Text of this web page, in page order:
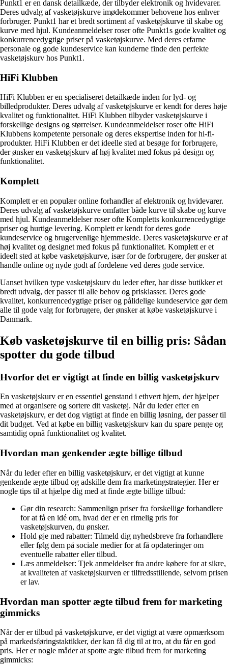
Punkt1 er en dansk detailkæde, der tilbyder elektronik og hvidevarer.
Deres udvalg af vasketøjskurve imødekommer behovene hos enhver
forbruger. Punkt1 har et bredt sortiment af vasketøjskurve til skabe og
kurve med hjul. Kundeanmeldelser roser ofte Punkt1s gode kvalitet og
konkurrencedygtige priser på vasketøjskurve. Med deres erfarne
personale og gode kundeservice kan kunderne finde den perfekte
vasketøjskurv hos Punkt1.
HiFi Klubben
HiFi Klubben er en specialiseret detailkæde inden for lyd- og
billedprodukter. Deres udvalg af vasketøjskurve er kendt for deres høje
kvalitet og funktionalitet. HiFi Klubben tilbyder vasketøjskurve i
forskellige designs og størrelser. Kundeanmeldelser roser ofte HiFi
Klubbens kompetente personale og deres ekspertise inden for hi-fi-
produkter. HiFi Klubben er det ideelle sted at besøge for forbrugere,
der ønsker en vasketøjskurv af høj kvalitet med fokus på design og
funktionalitet.
Komplett
Komplett er en populær online forhandler af elektronik og hvidevarer.
Deres udvalg af vasketøjskurve omfatter både kurve til skabe og kurve
med hjul. Kundeanmeldelser roser ofte Kompletts konkurrencedygtige
priser og hurtige levering. Komplett er kendt for deres gode
kundeservice og brugervenlige hjemmeside. Deres vasketøjskurve er af
høj kvalitet og designet med fokus på funktionalitet. Komplett er et
ideelt sted at købe vasketøjskurve, især for de forbrugere, der ønsker at
handle online og nyde godt af fordelene ved deres gode service.
Uanset hvilken type vasketøjskurv du leder efter, har disse butikker et
bredt udvalg, der passer til alle behov og prisklasser. Deres gode
kvalitet, konkurrencedygtige priser og pålidelige kundeservice gør dem
alle til gode valg for forbrugere, der ønsker at købe vasketøjskurve i
Danmark.
Køb vasketøjskurve til en billig pris: Sådan
spotter du gode tilbud
Hvorfor det er vigtigt at finde en billig vasketøjskurv
En vasketøjskurv er en essentiel genstand i ethvert hjem, der hjælper
med at organisere og sortere dit vasketøj. Når du leder efter en
vasketøjskurv, er det dog vigtigt at finde en billig løsning, der passer til
dit budget. Ved at købe en billig vasketøjskurv kan du spare penge og
samtidig opnå funktionalitet og kvalitet.
Hvordan man genkender ægte billige tilbud
Når du leder efter en billig vasketøjskurv, er det vigtigt at kunne
genkende ægte tilbud og adskille dem fra marketingstrategier. Her er
nogle tips til at hjælpe dig med at finde ægte billige tilbud:
Gør din research: Sammenlign priser fra forskellige forhandlere
for at få en idé om, hvad der er en rimelig pris for
vasketøjskurven, du ønsker.
Hold øje med rabatter: Tilmeld dig nyhedsbreve fra forhandlere
eller følg dem på sociale medier for at få opdateringer om
eventuelle rabatter eller tilbud.
Læs anmeldelser: Tjek anmeldelser fra andre købere for at sikre,
at kvaliteten af vasketøjskurven er tilfredsstillende, selvom prisen
er lav.
Hvordan man spotter ægte tilbud frem for marketing
gimmicks
Når der er tilbud på vasketøjskurve, er det vigtigt at være opmærksom
på markedsføringstaktikker, der kan få dig til at tro, at du får en god
pris. Her er nogle måder at spotte ægte tilbud frem for marketing
gimmicks: